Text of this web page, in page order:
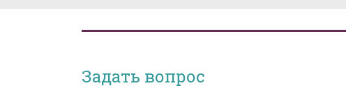
Задать вопрос